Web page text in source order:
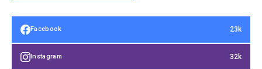
Facebook 23k
Instagram 32k